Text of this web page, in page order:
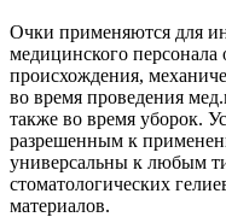
Очки применяются для
медицинского персонала
происхождения,
во время проведения
также во время уборок.
разрешенным к
универсальны к любым
стоматологических
материалов.